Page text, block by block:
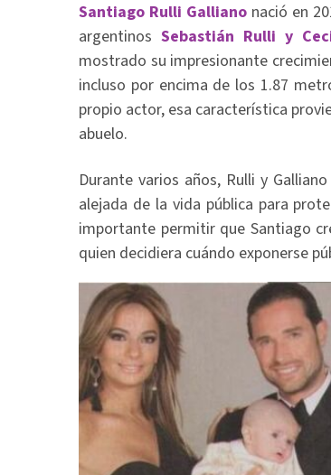
Santiago Rulli Galliano nació en
argentinos Sebastián Rulli y
mostrado su impresionante
incluso por encima de los 1.87
propio actor, esa característica
abuelo.
Durante varios años, Rulli y
alejada de la vida pública para
importante permitir que Santiago
quien decidiera cuándo exponerse